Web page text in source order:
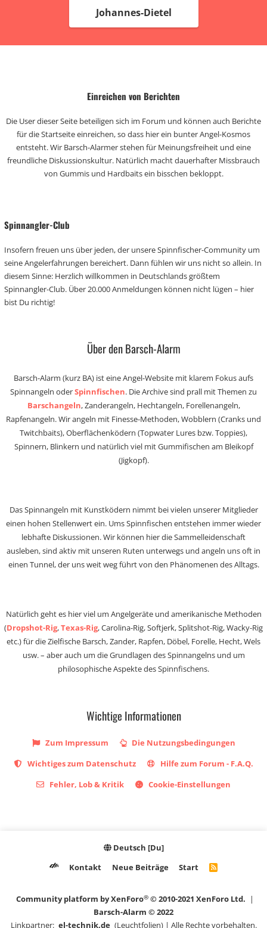
Johannes-Dietel
Einreichen von Berichten
Die User dieser Seite beteiligen sich im Forum und können auch Berichte
für die Startseite einreichen, so dass hier ein bunter Angel-Kosmos
entsteht. Wir Barsch-Alarmer stehen für Meinungsfreiheit und eine
freundliche Diskussionskultur. Natürlich macht dauerhafter Missbrauch
von Gummis und Hardbaits ein bisschen bekloppt.
Spinnangler-Club
Insofern freuen uns über jeden, der unsere Spinnfischer-Community um
seine Angelerfahrungen bereichert. Dann fühlen wir uns nicht so allein. In
diesem Sinne: Herzlich willkommen in Deutschlands größtem
Spinnangler-Club. Über 20.000 Anmeldungen können nicht lügen – hier
bist Du richtig!
Über den Barsch-Alarm
Barsch-Alarm (kurz BA) ist eine Angel-Website mit klarem Fokus aufs
Spinnangeln oderSpinnfischen. Die Archive sind prall mit Themen zu
Barschangeln, Zanderangeln, Hechtangeln, Forellenangeln,
Rapfenangeln. Wir angeln mit Finesse-Methoden, Wobblern (Cranks und
Twitchbaits), Oberflächenködern (Topwater Lures bzw. Toppies),
Spinnern, Blinkern und natürlich viel mit Gummifischen am Bleikopf
(Jigkopf).
Das Spinnangeln mit Kunstködern nimmt bei vielen unserer Mitglieder
einen hohen Stellenwert ein. Ums Spinnfischen entstehen immer wieder
lebhafte Diskussionen. Wir können hier die Sammelleidenschaft
ausleben, sind aktiv mit unseren Ruten unterwegs und angeln uns oft in
einen Tunnel, der uns weit weg führt von den Phänomenen des Alltags.
Natürlich geht es hier viel um Angelgeräte und amerikanische Methoden
(Dropshot-Rig,Texas-Rig, Carolina-Rig, Softjerk, Splitshot-Rig, Wacky-Rig
etc.) für die Zielfische Barsch, Zander, Rapfen, Döbel, Forelle, Hecht, Wels
usw. – aber auch um die Grundlagen des Spinnangelns und um
philosophische Aspekte des Spinnfischens.
Wichtige Informationen
Zum Impressum
Die Nutzungsbedingungen
Wichtiges zum Datenschutz
Hilfe zum Forum - F.A.Q.
Fehler, Lob & Kritik
Cookie-Einstellungen
Deutsch [Du]
Kontakt
Neue Beiträge Start
R
Community platform by XenForo® © 2010-2021 XenForo Ltd.
|
Barsch-Alarm © 2022
Linkpartner: el-technik.de (Leuchtfolien) | Alle Rechte vorbehalten.